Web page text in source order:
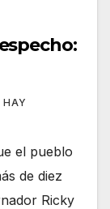
HAY
el pueblo
de diez
Ricky